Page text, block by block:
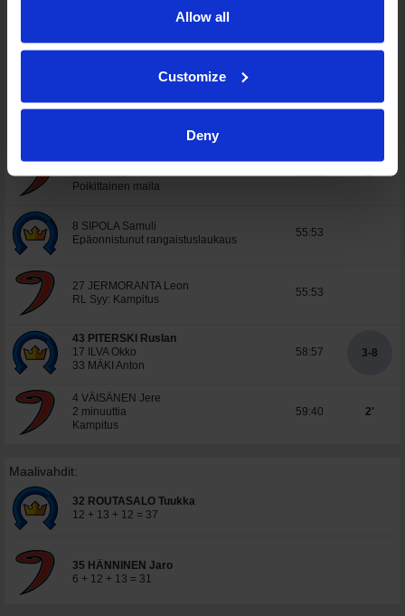
Allow all
Customize
Deny
16 ERIKSSON Hugo
51:47
16 ERIKSSON Hugo
2 minuuttia
Poikittainen maila
52:01 2'
8 SIPOLA Samuli
Epäonnistunut rangaistuslaukaus
55:53
27 JERMORANTA Leon
RL Syy: Kampitus
55:53
43 PITERSKI Ruslan
17 ILVA Okko
33 MÄKI Anton
58:57 3-8
4 VÄISÄNEN Jere
2 minuuttia
Kampitus
59:40 2'
Maalivahdit:
32 ROUTASALO Tuukka
12 + 13 + 12 = 37
35 HÄNNINEN Jaro
6 + 12 + 13 = 31